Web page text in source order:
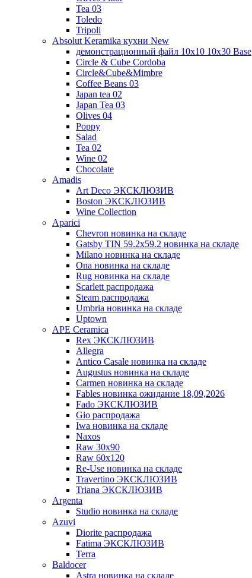
Tea 03
Toledo
Tripoli
Absolut Keramika кухни New
демонстрационный файл 10x10 10x30 Base
Circle & Cube Cordoba
Circle&Cube&Mimbre
Coffee Beans 03
Japan tea 02
Japan Tea 03
Olives 04
Poppy
Salad
Tea 02
Wine 02
Chocolate
Amadis
Art Deco ЭКСКЛЮЗИВ
Boston ЭКСКЛЮЗИВ
Wine Collection
Aparici
Chevron новинка на складе
Gatsby TIN 59.2x59.2 новинка на складе
Milano новинка на складе
Ona новинка на складе
Rug новинка на складе
Scarlett распродажа
Steam распродажа
Umbria новинка на складе
Uptown
APE Ceramica
Rex ЭКСКЛЮЗИВ
Allegra
Antico Casale новинка на складе
Augustus новинка на складе
Carmen новинка на складе
Fables новинка ожидание 18,09,2026
Fado ЭКСКЛЮЗИВ
Gio распродажа
Iwa новинка на складе
Naxos
Raw 30x90
Raw 60х120
Re-Use новинка на складе
Travertino ЭКСКЛЮЗИВ
Triana ЭКСКЛЮЗИВ
Argenta
Studio новинка на складе
Azuvi
Diorite распродажа
Fatima ЭКСКЛЮЗИВ
Terra
Baldoсer
Astra новинка на складе